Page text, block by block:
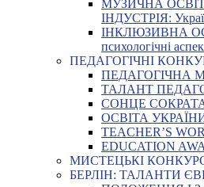
МУЗИЧНА
ІНДУСТРІЯ:
ІНКЛЮЗИВНА
психологічні
ПЕДАГОГІЧНІ
ПЕДАГОГІЧНА
ТАЛАНТ
СОНЦЕ
ОСВІТА
TEACHER’S
EDUCATION
МИСТЕЦЬКІ
БЕРЛІН: ТАЛАНТИ